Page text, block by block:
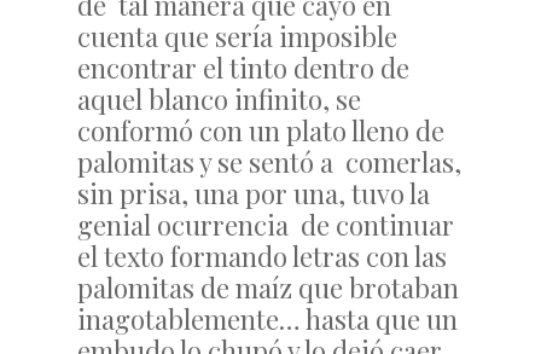
cuenta que sería imposible
encontrar el tinto dentro de
aquel blanco infinito, se
conformó con un plato lleno de
palomitas y se sentó a comerlas,
sin prisa, una por una, tuvo la
genial ocurrencia de continuar
el texto formando letras con las
palomitas de maíz que brotaban
inagotablemente… hasta que un